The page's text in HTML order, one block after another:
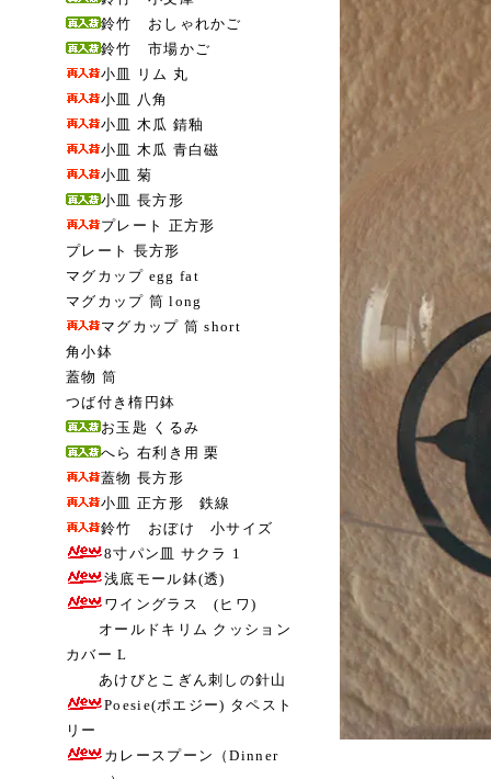
鈴竹 おしゃれかご
鈴竹 市場かご
小皿 リム 丸
小皿 八角
小皿 木瓜 錆釉
小皿 木瓜 青白磁
小皿 菊
小皿 長方形
プレート 正方形
プレート 長方形
マグカップ egg fat
マグカップ 筒 long
マグカップ 筒 short
角小鉢
蓋物 筒
つば付き楕円鉢
お玉匙 くるみ
へら 右利き用 栗
蓋物 長方形
小皿 正方形 鉄線
鈴竹 おぼけ 小サイズ
8寸パン皿 サクラ 1
浅底モール鉢(透)
ワイングラス (ヒワ)
オールドキリム クッション
カバー L
あけびとこぎん刺しの針山
Poesie(ポエジー) タペスト
リー
カレースプーン（Dinner